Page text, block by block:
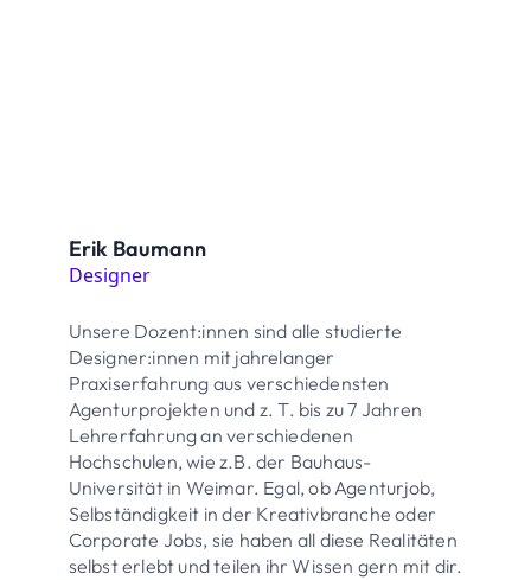
Erik Baumann
Designer
Unsere Dozent:innen sind alle studierte
Designer:innen mit jahrelanger
Praxiserfahrung aus verschiedensten
Agenturprojekten und z. T. bis zu 7 Jahren
Lehrerfahrung an verschiedenen
Hochschulen, wie z.B. der Bauhaus-
Universität in Weimar. Egal, ob Agenturjob,
Selbständigkeit in der Kreativbranche oder
Corporate Jobs, sie haben all diese Realitäten
selbst erlebt und teilen ihr Wissen gern mit dir.